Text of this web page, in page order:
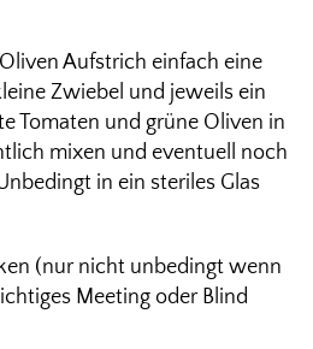
Aufstrich einfach eine
Zwiebel und jeweils ein
Tomaten und grüne Oliven in
mixen und eventuell noch
in ein steriles Glas
(nur nicht unbedingt wenn
Meeting oder Blind